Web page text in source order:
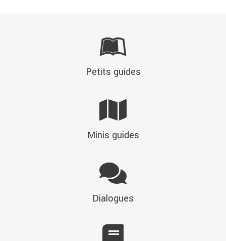
Petits guides
Minis guides
Dialogues